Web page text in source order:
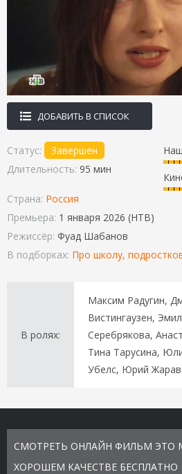
ДОБАВИТЬ В СПИСОК
Статус:
Завершен
Длительность: 95 мин
Страна: Россия
Премьера: 1 января 2026 (НТВ)
Режиссёр: Фуад Шабанов
В подборках: Про школу,
В ролях:
Максим Радугин,
Вистингаузен,
Серебрякова,
Тина Тарусина,
Убелс, Юрий
СМОТРЕТЬ ОНЛАЙН ФИЛЬМ ЭТО
ХОРОШЕМ КАЧЕСТВЕ БЕСПЛАТНО